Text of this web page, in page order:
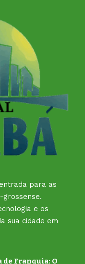
para as
e os
sua cidade em
Franquia: O